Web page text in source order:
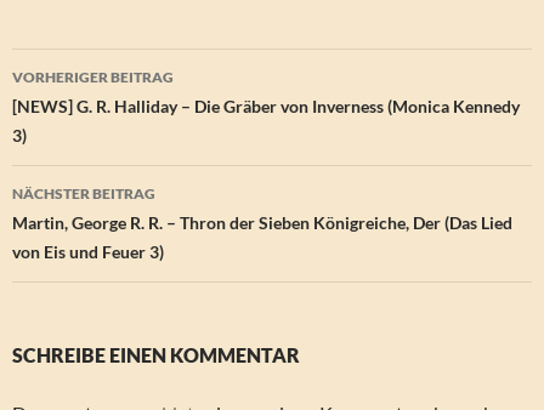
Beitragsnavigation
VORHERIGER BEITRAG
[NEWS] G. R. Halliday – Die Gräber von Inverness (Monica Kennedy
3)
NÄCHSTER BEITRAG
Martin, George R. R. – Thron der Sieben Königreiche, Der (Das Lied
von Eis und Feuer 3)
SCHREIBE EINEN KOMMENTAR